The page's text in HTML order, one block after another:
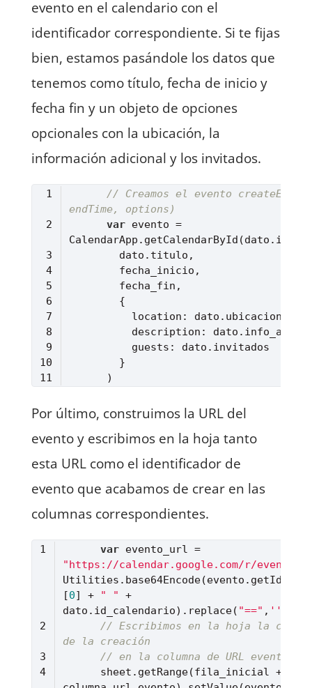
evento en el calendario con el
identificador correspondiente. Si te fijas
bien, estamos pasándole los datos que
tenemos como título, fecha de inicio y
fecha fin y un objeto de opciones
opcionales con la ubicación, la
información adicional y los invitados.
// Creamos el evento
endTime, options)
var evento =
location
description
guests
Por último, construimos la URL del
evento y escribimos en la hoja tanto
esta URL como el identificador de
evento que acabamos de crear en las
columnas correspondientes.
var
"https://calendar.google.com/r/
[0] + " "
+
dato.id_calendario).replace( "==" , ''
// Escribimos en la hoja la
de la creación
// en la columna de URL evento y